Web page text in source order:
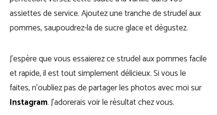
assiettes de service. Ajoutez une tranche de strudel aux
pommes, saupoudrez-la de sucre glace et dégustez.
J’espère que vous essaierez ce strudel aux pommes facile
et rapide, il est tout simplement délicieux. Si vous le
faites, n’oubliez pas de partager les photos avec moi sur
Instagram. J’adorerais voir le résultat chez vous.